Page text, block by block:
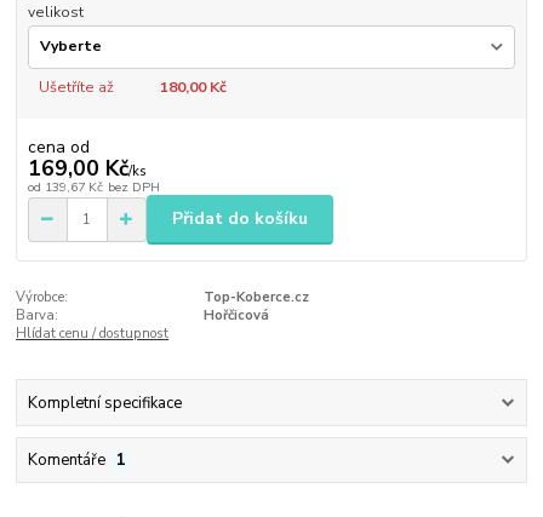
velikost
Ušetříte až 180,00 Kč
cena od
169,00 Kč/ks
od 139,67 Kč bez DPH
Přidat do košíku
Výrobce:
Top-Koberce.cz
Barva:
Hořčicová
Hlídat cenu / dostupnost
Kompletní specifikace
Komentáře 1